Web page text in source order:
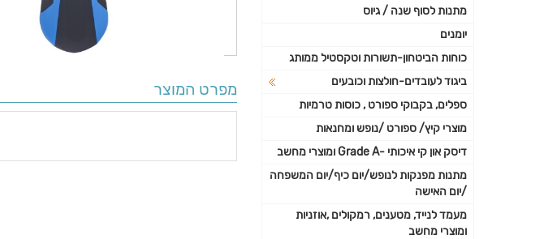
מפרט המוצר
מתנות לסוף שנה / גיוס
יומנים
כוחות הביטחון-תשורות וטקסטיל ממותג
ביגוד לעובדים-חולצות וכובעים
ספלים, בקבוקי ספורט , כוסות טרמיות
מוצרי קיץ/ ספורט /נופש ומחנאות
דיסק און קי איכותי -Grade A ומוצרי מחשב
מתנות מפנקות לנופש/יום כיף/יום המשפחה
/יום האישה
מעמד לנייד, מטענים, רמקולים ,אוזניות
ומוצרי מחשב